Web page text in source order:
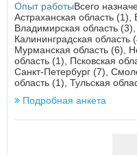
Опыт работыВсего
Астраханская область (1),
Владимирская область (3),
Калининградская область
Мурманская область (6),
область (1), Псковская
Санкт-Петербург (7),
область (1), Тульская
Подробная анкета